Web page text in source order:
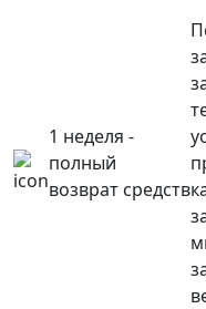
1 неделя -
полный
возврат средств